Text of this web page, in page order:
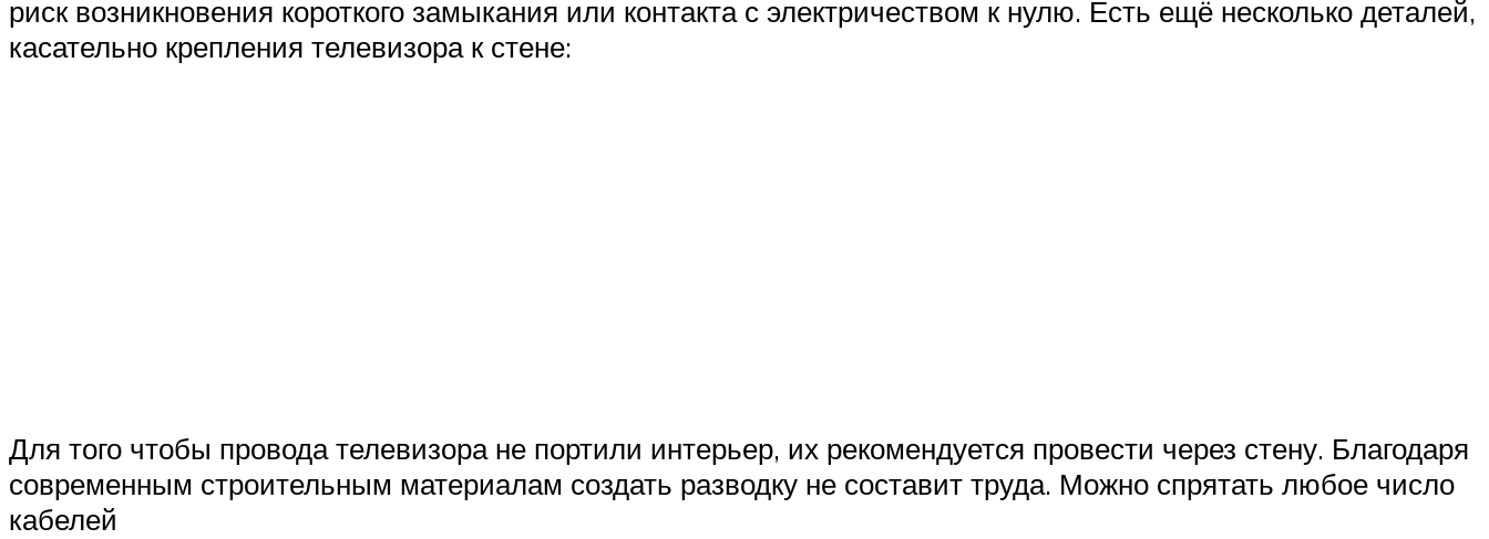
риск возникновения короткого замыкания или контакта с электричеством к нулю. Есть ещё несколько деталей,
касательно крепления телевизора к стене:
Для того чтобы провода телевизора не портили интерьер, их рекомендуется провести через стену. Благодаря
современным строительным материалам создать разводку не составит труда. Можно спрятать любое число
кабелей